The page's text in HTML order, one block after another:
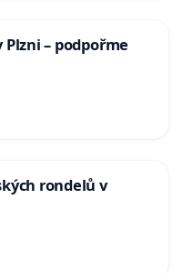
– podpořme
rondelů v